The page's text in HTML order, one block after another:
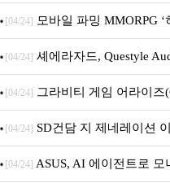
M.2 NVMe 디앤디컴 1TB
[04/24] 모바일 파밍 MMORPG
[04/24] 셰에라자드, Questyle
내 정식 출시
[04/24] 그라비티 게임 어라이즈
던전 13’ 참가!
[04/24] SD건담 지 제네레이션
아의 용사’ 재개최 및 풍성한
[04/24] ASUS, AI 에이전트로